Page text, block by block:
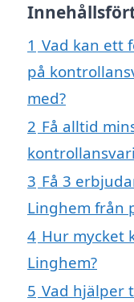
1 Vad kan ett
på
med?
2 Få alltid
3 Få 3
Linghem från
4 Hur mycket
Linghem?
5 Vad hjälper